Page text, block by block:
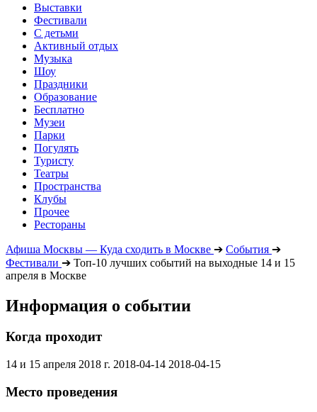
Выставки
Фестивали
С детьми
Активный отдых
Музыка
Шоу
Праздники
Образование
Бесплатно
Музеи
Парки
Погулять
Туристу
Театры
Пространства
Клубы
Прочее
Рестораны
Афиша Москвы — Куда сходить в Москве ➔ События ➔
Фестивали ➔ Топ-10 лучших событий на выходные 14 и 15
апреля в Москве
Информация о событии
Когда проходит
14 и 15 апреля 2018 г. 2018-04-14 2018-04-15
Место проведения